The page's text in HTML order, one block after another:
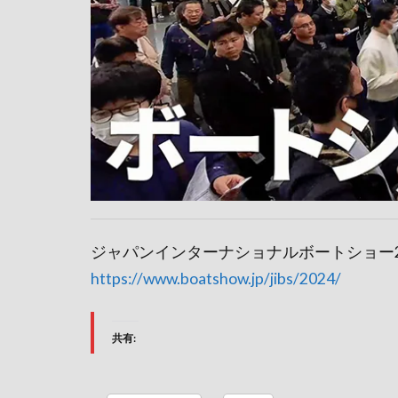
ジャパンインターナショナルボートショ
https://www.boatshow.jp/jibs/2024/
共有: